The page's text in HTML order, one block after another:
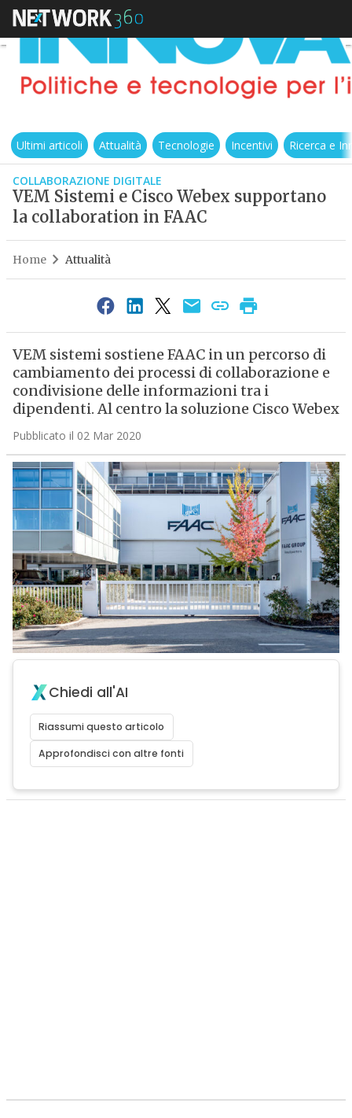
Ultimi articoli Attualità Tecnologie Incentivi Ricerca e
COLLABORAZIONE DIGITALE
VEM Sistemi e Cisco Webex supportano
la collaboration in FAAC
Home Attualità
VEM sistemi sostiene FAAC in un percorso di
cambiamento dei processi di collaborazione e
condivisione delle informazioni tra i
dipendenti. Al centro la soluzione Cisco Webex
Pubblicato il 02 Mar 2020
Chiedi all'AI
Riassumi questo articolo
Approfondisci con altre fonti